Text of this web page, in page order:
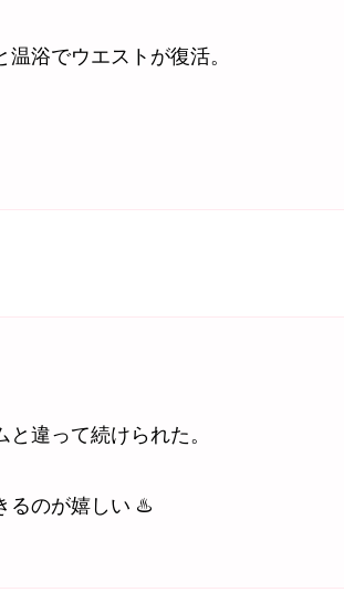
浴でウエストが復活。
違って続けられた。
るのが嬉しい ♨️